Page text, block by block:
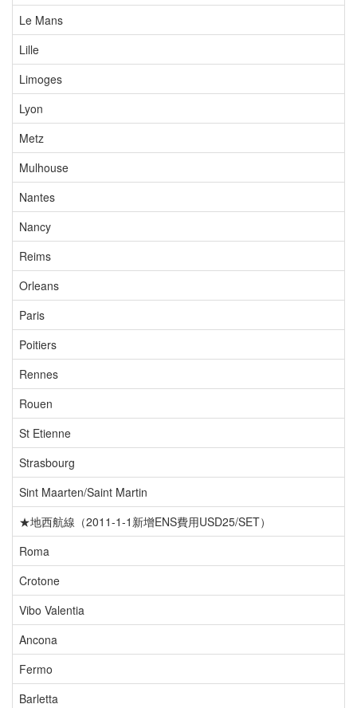
Le Mans
Lille
Limoges
Lyon
Metz
Mulhouse
Nantes
Nancy
Reims
Orleans
Paris
Poitiers
Rennes
Rouen
St Etienne
Strasbourg
Sint Maarten/Saint Martin
★地西航線（2011-1-1新增ENS費用USD25/SET）
Roma
Crotone
Vibo Valentia
Ancona
Fermo
Barletta